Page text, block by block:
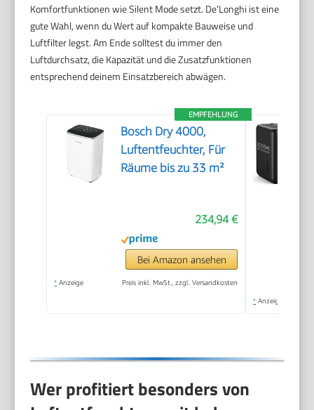
Komfortfunktionen wie Silent Mode setzt. De’Longhi ist eine
gute Wahl, wenn du Wert auf kompakte Bauweise und
Luftfilter legst. Am Ende solltest du immer den
Luftdurchsatz, die Kapazität und die Zusatzfunktionen
entsprechend deinem Einsatzbereich abwägen.
EMPFEHLUNG
Bosch Dry 4000,
Luftentfeuchter, Für
Räume bis zu 33 m²
234,94 €
Bei Amazon ansehen
* Anzeige Preis inkl. MwSt., zzgl. Versandkosten
* Anzeige
Wer profitiert besonders von